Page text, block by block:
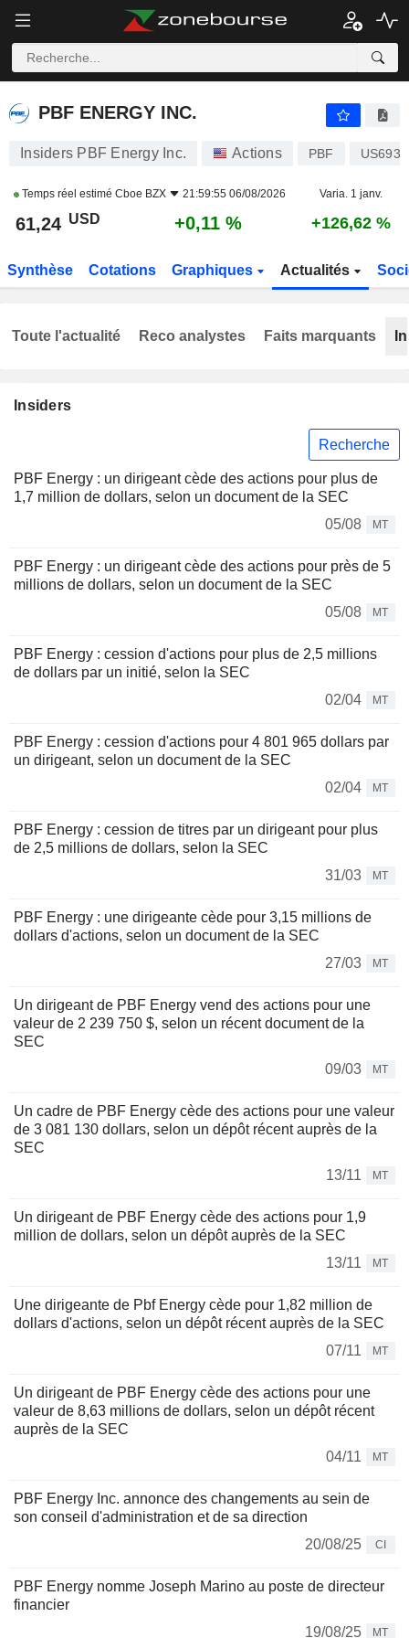
PBF ENERGY INC.
PBF ENERGY INC.
Insiders PBF Energy Inc. Actions PBF
Temps réel estimé Cboe BZX 21:59:55 06/08/2026 Varia. 1 janv.
61,24 USD +0,11 % +126,62 %
Synthèse Cotations Graphiques Actualités
Insiders
Recherche
PBF Energy : un dirigeant cède des actions pour plus de
1,7 million de dollars, selon un document de la SEC
05/08
MT
PBF Energy : un dirigeant cède des actions pour près de 5
millions de dollars, selon un document de la SEC
05/08
MT
PBF Energy : cession d'actions pour plus de 2,5 millions
de dollars par un initié, selon la SEC
02/04
MT
PBF Energy : cession d'actions pour 4 801 965 dollars par
un dirigeant, selon un document de la SEC
02/04
MT
PBF Energy : cession de titres par un dirigeant pour plus
de 2,5 millions de dollars, selon la SEC
31/03
MT
PBF Energy : une dirigeante cède pour 3,15 millions de
dollars d'actions, selon un document de la SEC
27/03
MT
Un dirigeant de PBF Energy vend des actions pour une
valeur de 2 239 750 $, selon un récent document de la
SEC
09/03
MT
Un cadre de PBF Energy cède des actions pour une valeur
de 3 081 130 dollars, selon un dépôt récent auprès de la
SEC
13/11
MT
Un dirigeant de PBF Energy cède des actions pour 1,9
million de dollars, selon un dépôt auprès de la SEC
13/11
MT
Une dirigeante de Pbf Energy cède pour 1,82 million de
dollars d'actions, selon un dépôt récent auprès de la SEC
07/11
MT
Un dirigeant de PBF Energy cède des actions pour une
valeur de 8,63 millions de dollars, selon un dépôt récent
auprès de la SEC
04/11
MT
PBF Energy Inc. annonce des changements au sein de
son conseil d'administration et de sa direction
20/08/25
CI
PBF Energy nomme Joseph Marino au poste de directeur
financier
19/08/25
MT
Toute l'actualité Reco analystes Faits marquants